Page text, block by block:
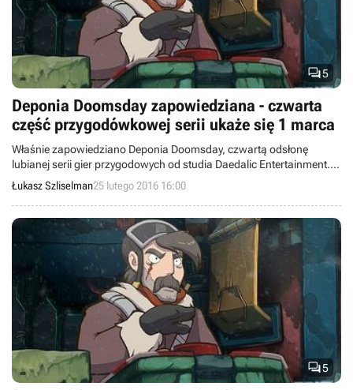
5
Deponia Doomsday zapowiedziana - czwarta
część przygodówkowej serii ukaże się 1 marca
Właśnie zapowiedziano Deponia Doomsday, czwartą odsłonę
lubianej serii gier przygodowych od studia Daedalic Entertainment.
Zadebiutuje ona 1 marca 2016 roku na PC, a jakiś czas później trafi
również na konsole PlayStation 4 i Xbox One. Ujawniono też, że
dotychczasowe trzy odsłony serii Deponia sprzedały się w 2,2
miliona kopii.
Łukasz Szliselman25 lutego 2016 16:00
5